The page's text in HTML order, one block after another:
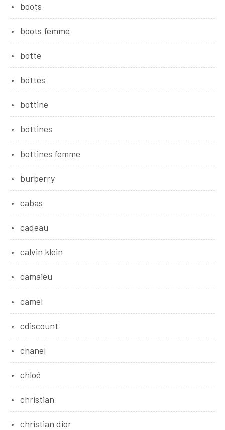
boots
boots femme
botte
bottes
bottine
bottines
bottines femme
burberry
cabas
cadeau
calvin klein
camaieu
camel
cdiscount
chanel
chloé
christian
christian dior